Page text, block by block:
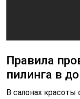
Правила
пилинга в
В салонах